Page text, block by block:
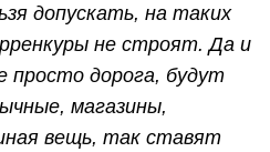
допускать, на таких
не строят. Да и
дорога, будут
магазины,
вещь, так ставят